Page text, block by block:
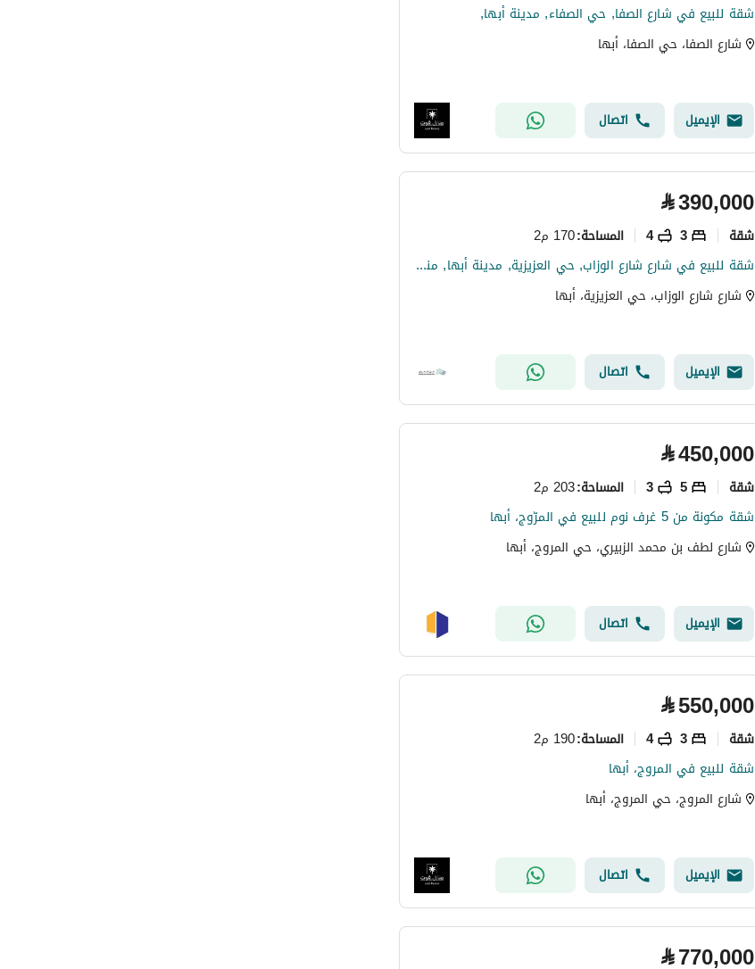
شقة للبيع في شارع الصفا, حي الصفاء, مدينة أبها,
شارع الصفا، حي الصفا، أبها
الإيميل اتصال
⃁390,000
شقة 3
4 المساحة:170 م2
شقة للبيع في شارع شارع الوزاب, حي العزيزية, مدينة أبها, منطقة عسير
شارع شارع الوزاب، حي العزيزية، أبها
الإيميل اتصال
⃁450,000
شقة 5
3 المساحة:203 م2
شقة مكونة من 5 غرف نوم للبيع في المرّوج، أبها
شارع لطف بن محمد الزبيري، حي المروج، أبها
الإيميل اتصال
⃁550,000
شقة 3
4 المساحة:190 م2
شقة للبيع في المروج، أبها
شارع المروج، حي المروج، أبها
الإيميل اتصال
⃁770,000